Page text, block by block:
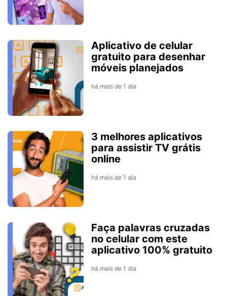
Aplicativo de celular
gratuito para desenhar
móveis planejados
há mais de 1 dia
3 melhores aplicativos
para assistir TV grátis
online
há mais de 1 dia
Faça palavras cruzadas
no celular com este
aplicativo 100% gratuito
há mais de 1 dia